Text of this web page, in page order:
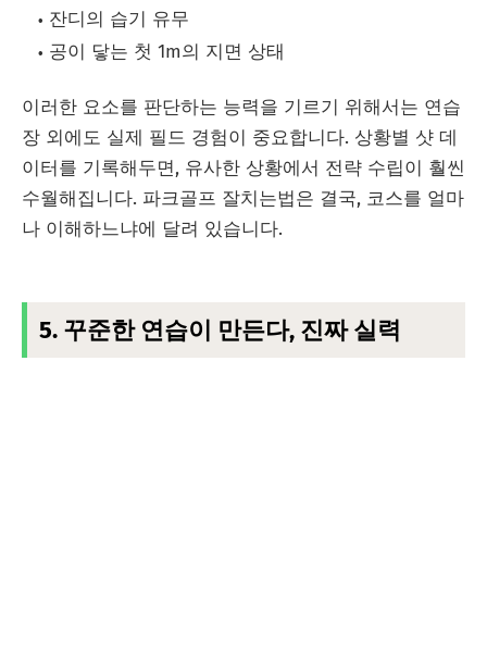
잔디의 습기 유무
공이 닿는 첫 1m의 지면 상태
이러한 요소를 판단하는 능력을 기르기 위해서는 연습
장 외에도 실제 필드 경험이 중요합니다. 상황별 샷 데
이터를 기록해두면, 유사한 상황에서 전략 수립이 훨씬
수월해집니다. 파크골프 잘치는법은 결국, 코스를 얼마
나 이해하느냐에 달려 있습니다.
5. 꾸준한 연습이 만든다, 진짜 실력